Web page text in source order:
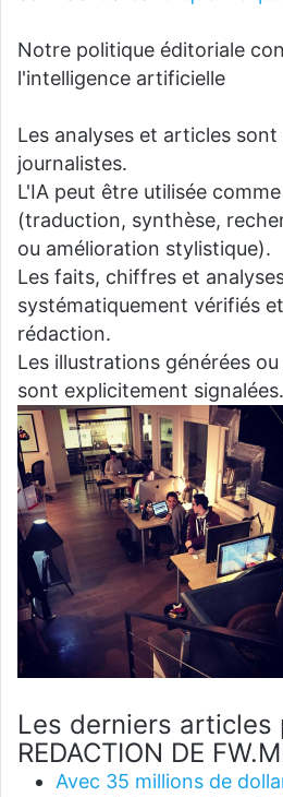
Notre politique éditoriale
l'intelligence artificielle
Les analyses et articles
journalistes.
L'IA peut être utilisée
(traduction, synthèse,
ou amélioration stylistique).
Les faits, chiffres et
systématiquement vérifiés
rédaction.
Les illustrations générées
sont explicitement signalées.
Les derniers articles
REDACTION DE
Avec 35 millions de